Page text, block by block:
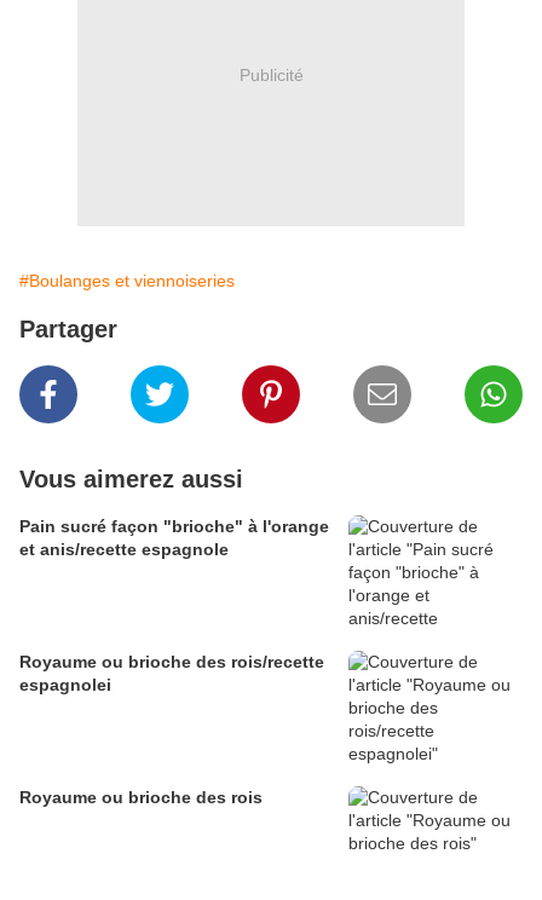
Publicité
#Boulanges et viennoiseries
Partager
Vous aimerez aussi
Pain sucré façon "brioche" à l'orange
et anis/recette espagnole
Royaume ou brioche des rois/recette
espagnolei
Royaume ou brioche des rois